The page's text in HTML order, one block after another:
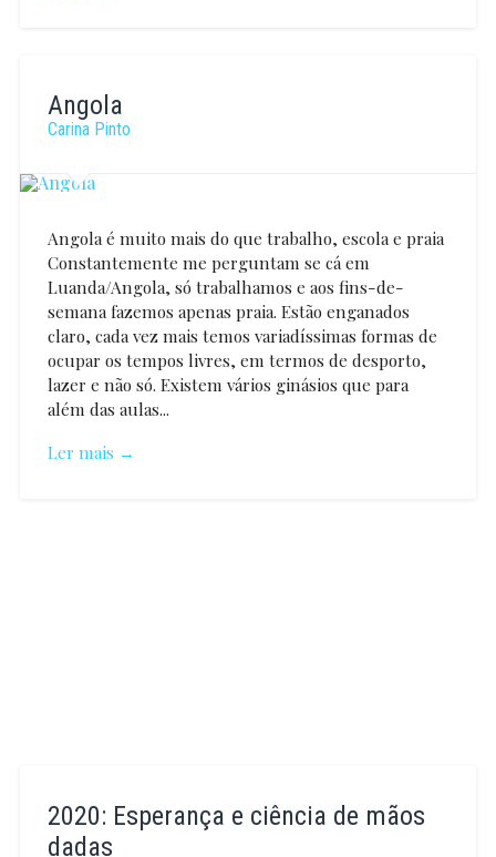
Jardim
Angola
Carina Pinto
Angola é muito mais do que trabalho, escola e praia
Constantemente me perguntam se cá em
Luanda/Angola, só trabalhamos e aos fins-de-
semana fazemos apenas praia. Estão enganados
claro, cada vez mais temos variadíssimas formas de
ocupar os tempos livres, em termos de desporto,
lazer e não só. Existem vários ginásios que para
além das aulas...
Ler mais →
2020: Esperança e ciência de mãos
dadas